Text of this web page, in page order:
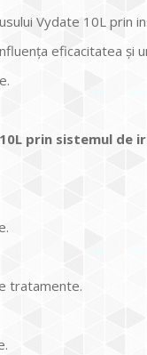
Vydate 10L prin
eficacitatea și
prin sistemul de
tratamente.